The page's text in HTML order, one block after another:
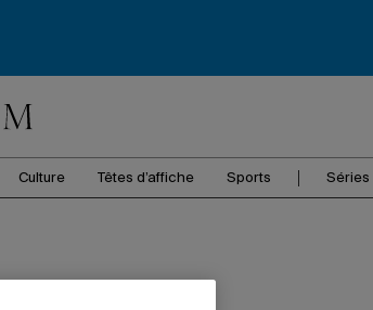
Culture Têtes d’affiche Sports Séries